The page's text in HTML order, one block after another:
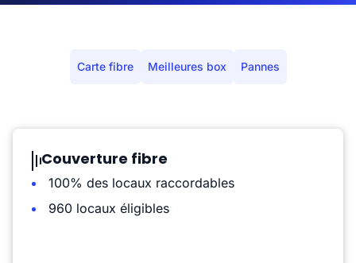
Carte fibre Meilleures box Pannes
Couverture fibre
100% des locaux raccordables
960 locaux éligibles